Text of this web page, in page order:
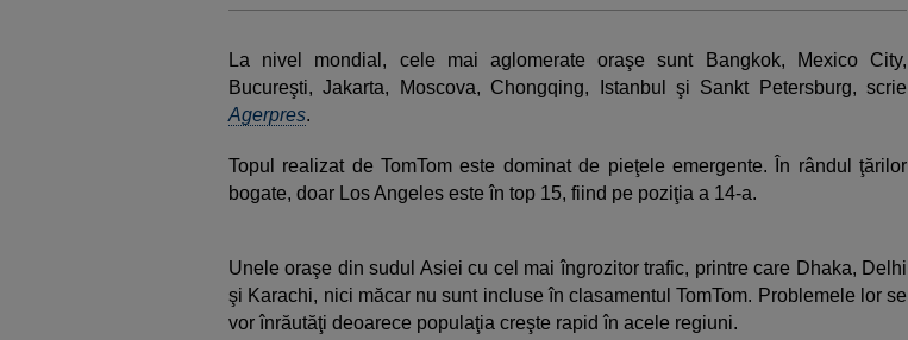
La nivel mondial, cele mai aglomerate oraşe sunt Bangkok, Mexico City,
Bucureşti, Jakarta, Moscova, Chongqing, Istanbul şi Sankt Petersburg, scrie
Agerpres.
Topul realizat de TomTom este dominat de pieţele emergente. În rândul ţărilor
bogate, doar Los Angeles este în top 15, fiind pe poziţia a 14-a.
Unele oraşe din sudul Asiei cu cel mai îngrozitor trafic, printre care Dhaka, Delhi
şi Karachi, nici măcar nu sunt incluse în clasamentul TomTom. Problemele lor se
vor înrăutăţi deoarece populaţia creşte rapid în acele regiuni.